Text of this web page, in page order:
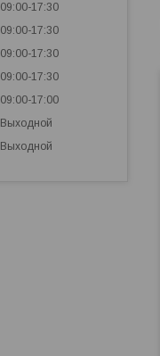
09:00-17:30
09:00-17:30
09:00-17:30
09:00-17:30
09:00-17:00
Выходной
Выходной